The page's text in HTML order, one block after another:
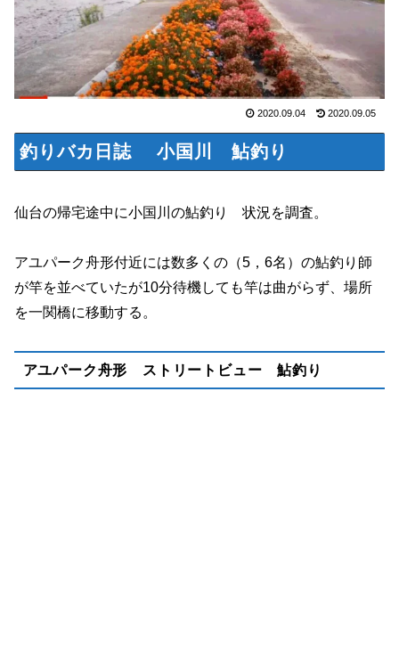
2020.09.04 2020.09.05
釣りバカ日誌 小国川 鮎釣り
仙台の帰宅途中に小国川の鮎釣り 状況を調査。
アユパーク舟形付近には数多くの（5，6名）の鮎釣り師
が竿を並べていたが10分待機しても竿は曲がらず、場所
を一関橋に移動する。
アユパーク舟形 ストリートビュー 鮎釣り